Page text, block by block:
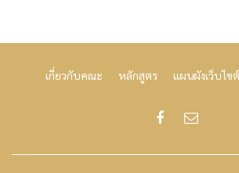
เกี่ยวกับคณะ หลักสูตร แผนผังเว็บไซต์